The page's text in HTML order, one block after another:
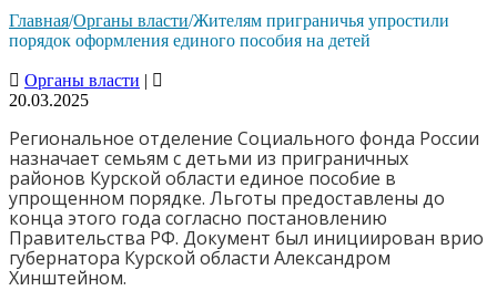
Главная/Органы власти/Жителям приграничья упростили
порядок оформления единого пособия на детей
Органы власти |
20.03.2025
Региональное отделение Социального фонда России
назначает семьям с детьми из приграничных
районов Курской области единое пособие в
упрощенном порядке. Льготы предоставлены до
конца этого года согласно постановлению
Правительства РФ. Документ был инициирован врио
губернатора Курской области Александром
Хинштейном.